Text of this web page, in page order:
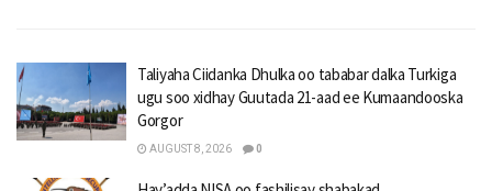
Taliyaha Ciidanka Dhulka oo tababar dalka Turkiga
ugu soo xidhay Guutada 21-aad ee Kumaandooska
Gorgor
AUGUST 8, 2026 0